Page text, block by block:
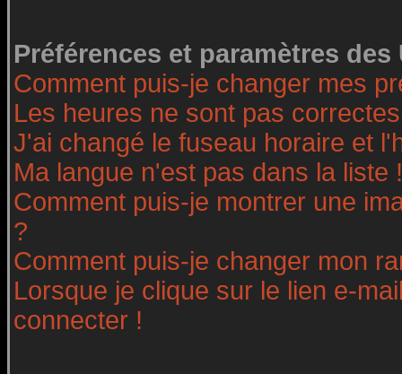
Préférences et paramètres
Comment puis-je changer mes
Les heures ne sont pas
J'ai changé le fuseau horaire et
Ma langue n'est pas dans la liste !
Comment puis-je montrer une
?
Comment puis-je changer mon
Lorsque je clique sur le lien e-
connecter !